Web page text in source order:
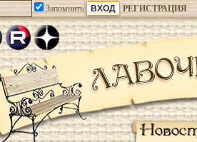
Запомнить РЕГИСТРАЦИЯ